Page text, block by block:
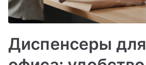
Диспенсеры